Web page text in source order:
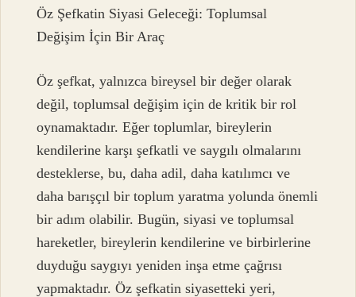
Öz Şefkatin Siyasi Geleceği: Toplumsal
Değişim İçin Bir Araç
Öz şefkat, yalnızca bireysel bir değer olarak
değil, toplumsal değişim için de kritik bir rol
oynamaktadır. Eğer toplumlar, bireylerin
kendilerine karşı şefkatli ve saygılı olmalarını
desteklerse, bu, daha adil, daha katılımcı ve
daha barışçıl bir toplum yaratma yolunda önemli
bir adım olabilir. Bugün, siyasi ve toplumsal
hareketler, bireylerin kendilerine ve birbirlerine
duyduğu saygıyı yeniden inşa etme çağrısı
yapmaktadır. Öz şefkatin siyasetteki yeri,